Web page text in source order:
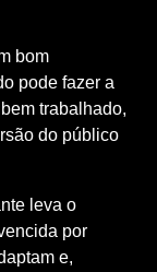
bom
pode fazer a
trabalhado,
do público
leva o
por
e,